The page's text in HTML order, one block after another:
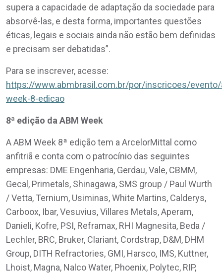
supera a capacidade de adaptação da sociedade para
absorvê-las, e desta forma, importantes questões
éticas, legais e sociais ainda não estão bem definidas
e precisam ser debatidas”.
Para se inscrever, acesse:
https://www.abmbrasil.com.br/por/inscricoes/
week-8-edicao
8ª edição da ABM Week
A ABM Week 8ª edição tem a ArcelorMittal como
anfitriã e conta com o patrocínio das seguintes
empresas: DME Engenharia, Gerdau, Vale, CBMM,
Gecal, Primetals, Shinagawa, SMS group / Paul Wurth
/ Vetta, Ternium, Usiminas, White Martins, Calderys,
Carboox, Ibar, Vesuvius, Villares Metals, Aperam,
Danieli, Kofre, PSI, Reframax, RHI Magnesita, Beda /
Lechler, BRC, Bruker, Clariant, Cordstrap, D&M, DHM
Group, DITH Refractories, GMI, Harsco, IMS, Kuttner,
Lhoist, Magna, Nalco Water, Phoenix, Polytec, RIP,